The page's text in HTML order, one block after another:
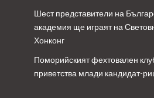
Шест представители на
академия ще играят на
Хонконг
Поморийският фехтовален
приветства млади кандидат-